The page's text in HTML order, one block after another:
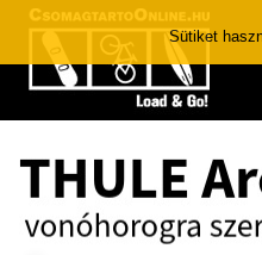
Sütiket